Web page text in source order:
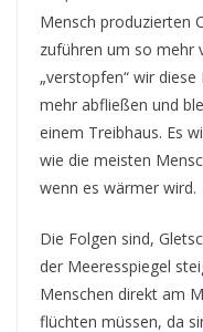
Mensch produzierten
zuführen um so mehr
„verstopfen“ wir
mehr abfließen und
einem Treibhaus. Es
wie die meisten
wenn es wärmer wird.
Die Folgen sind,
der Meeresspiegel
Menschen direkt am
flüchten müssen, da